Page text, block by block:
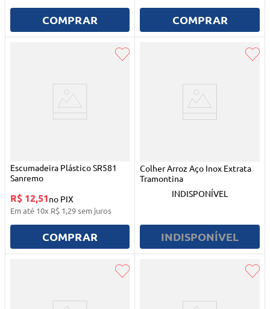
COMPRAR COMPRAR
Escumadeira Plástico SR581
Sanremo
R$ 12,51no PIX
Em até 10x R$ 1,29sem juros
COMPRAR
Colher Arroz Aço Inox Extrata
Tramontina
INDISPONÍVEL
INDISPONÍVEL